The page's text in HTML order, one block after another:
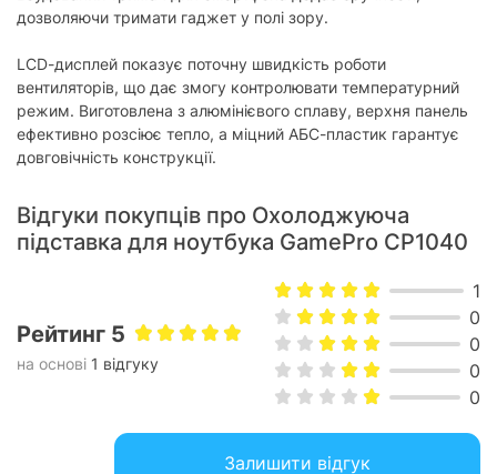
дозволяючи тримати гаджет у полі зору.
LCD-дисплей показує поточну швидкість роботи
вентиляторів, що дає змогу контролювати температурний
режим. Виготовлена з алюмінієвого сплаву, верхня панель
ефективно розсіює тепло, а міцний АБС-пластик гарантує
довговічність конструкції.
Відгуки покупців про Охолоджуюча
підставка для ноутбука GamePro CP1040
Рейтинг 5
на основі 1 відгуку
1
0
0
0
0
Залишити відгук